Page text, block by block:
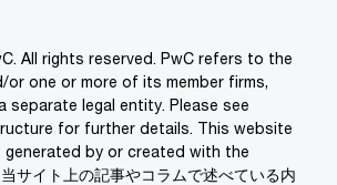
All rights reserved. PwC refers to the
or one or more of its member firms,
separate legal entity. Please see
for further details. This website
by or created with the
サイト上の記事やコラムで述べている内